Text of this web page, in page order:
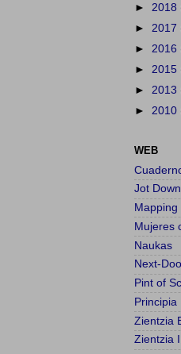
► 2018
► 2017
► 2016
► 2015
► 2013
► 2010
WEB
Jot
Mujeres
Naukas
Next-
Pint of
Principia
Zientzia
Zientzia